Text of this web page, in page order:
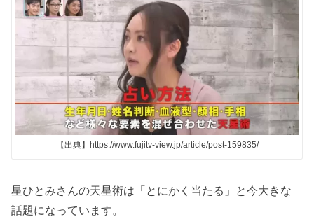
【出典】https://www.fujitv-view.jp/article/post-159835/
星ひとみさんの天星術は「とにかく当たる」と今大きな
話題になっています。